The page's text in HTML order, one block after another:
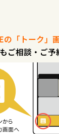
の「トーク」
ご相談・ご